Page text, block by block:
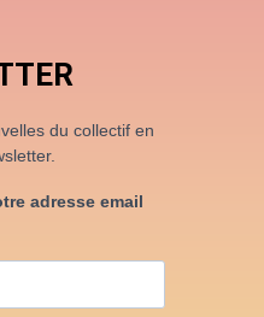
du collectif en
adresse email